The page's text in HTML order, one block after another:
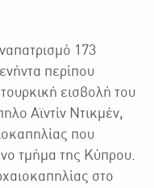
173
περίπου
εισβολή του
Αϊντίν Ντικμέν,
που
τμήμα της Κύπρου.
στο